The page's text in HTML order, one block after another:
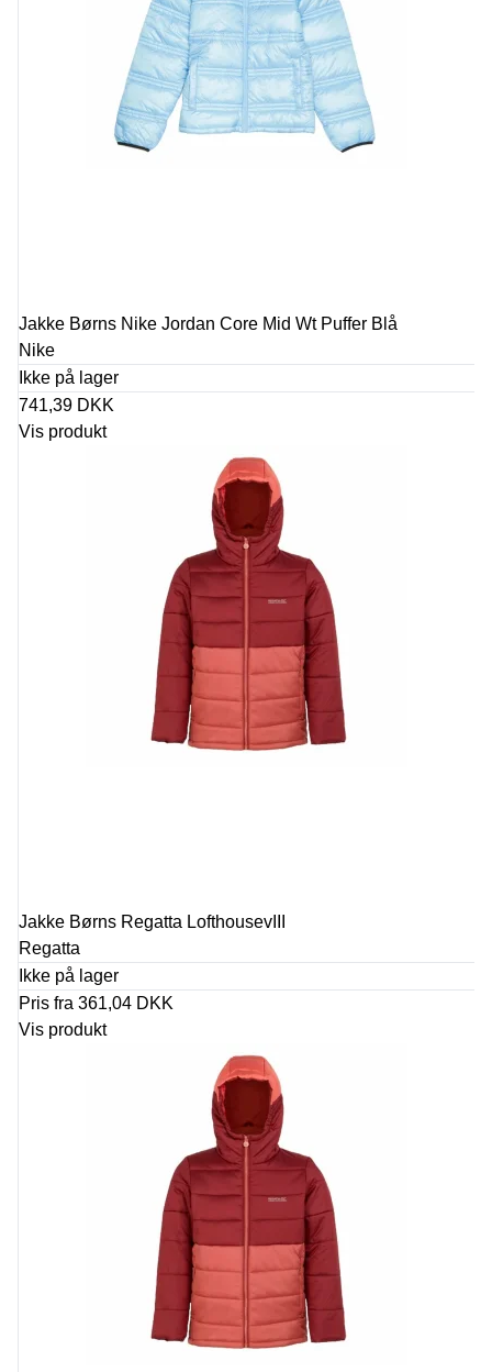
Jakke Børns Nike Jordan Core Mid Wt Puffer Blå
Nike
Ikke på lager
741,39 DKK
Vis produkt
Jakke Børns Regatta LofthousevIII
Regatta
Ikke på lager
Pris fra 361,04 DKK
Vis produkt